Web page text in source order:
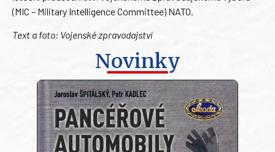
(MIC – Military Intelligence Committee) NATO.
Text a foto: Vojenské zpravodajství
Novinky